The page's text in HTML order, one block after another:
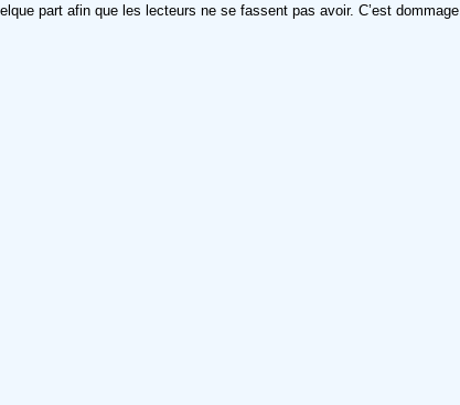
part afin que les lecteurs ne se fassent pas avoir. C’est dommage.